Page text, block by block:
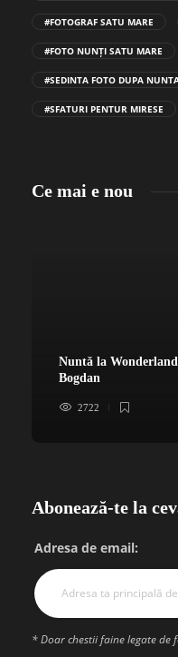
#FOTOGRAF SATU MARE
#FOTO NUNȚI SATU MARE
#SEDINTA FOTO DUPA
#SFATURI PENTUR MIRESE
Ce mai e nou
Nuntă la
Bogdan
2722
Abonează-te la
Adresa de email:
* Doar chestii faine legate